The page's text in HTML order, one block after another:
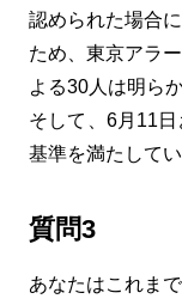
認められた場合
ため、東京アラ
よる30人は明ら
そして、6月11
基準を満たして
質問3
あなたはこれま